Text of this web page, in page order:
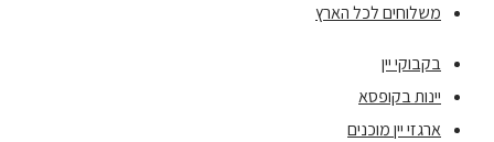
משלוחים לכל הארץ
בקבוקי יין
יינות בקופסא
ארגזי יין מוכנים